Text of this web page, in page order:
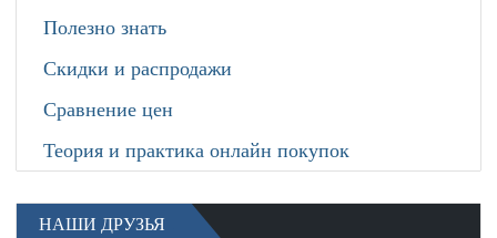
Полезно знать
Скидки и распродажи
Сравнение цен
Теория и практика онлайн покупок
НАШИ ДРУЗЬЯ